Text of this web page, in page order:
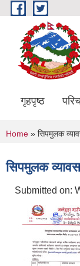
Skip to main content
गृहपृष्ठ
You are
Home » सिपमुलक
सिपमुलक
Submitted on: